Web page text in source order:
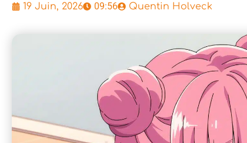
19 Juin, 2026 09:56 Quentin Holveck